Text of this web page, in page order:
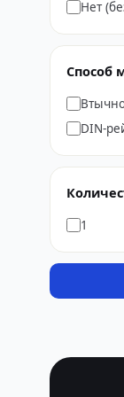
Нет
Способ
DIN-
1